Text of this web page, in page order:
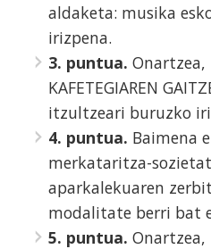
aldaketa: musika
irizpena.
3. puntua. Onartzea,
KAFETEGIAREN
itzultzeari buruzko
4. puntua. Baimena
merkataritza-
aparkalekuaren
modalitate berri bat
5. puntua. Onartzea,